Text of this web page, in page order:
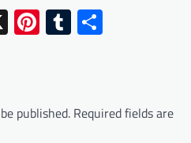
X Pinterest
Tumblr
published. Required fields are